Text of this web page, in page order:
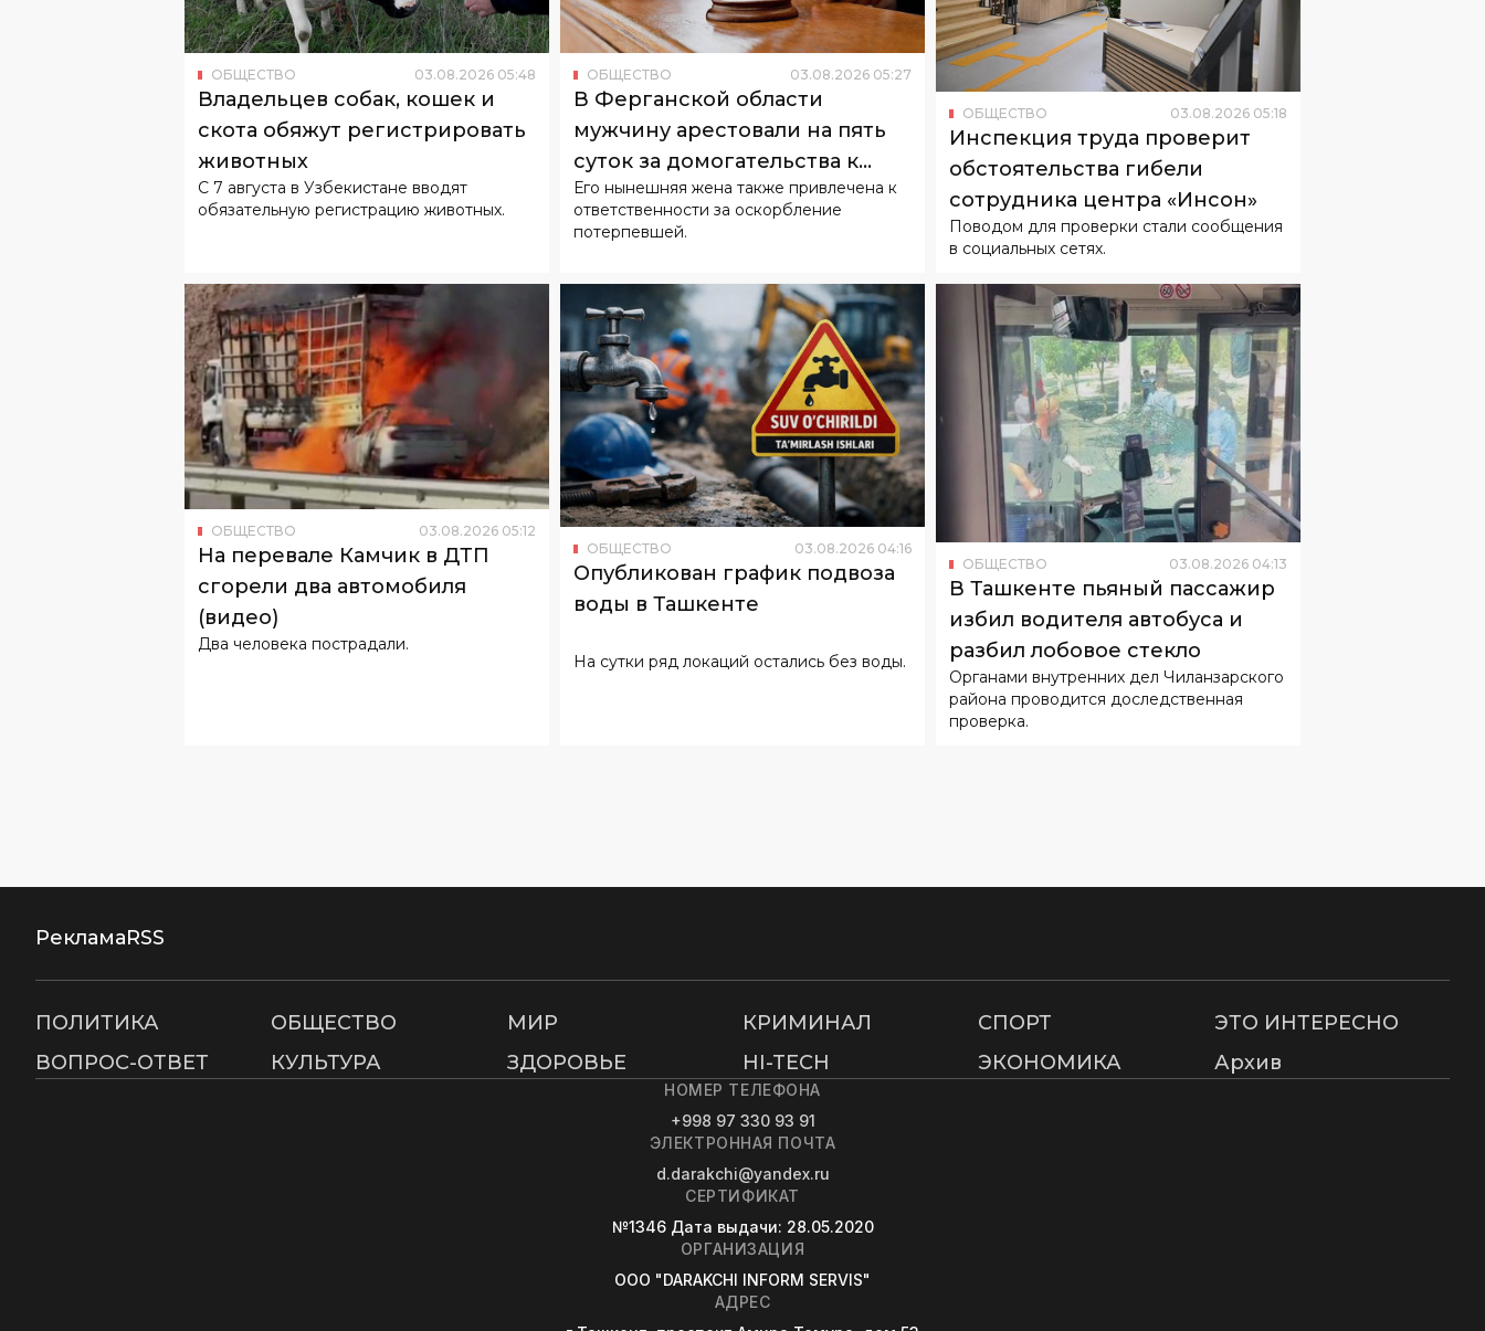
ОБЩЕСТВО 03.08.2026 05:48
Владельцев собак, кошек и
скота обяжут регистрировать
животных
С 7 августа в Узбекистане вводят
обязательную регистрацию животных.
ОБЩЕСТВО 03.08.2026 05:27
В Ферганской области
мужчину арестовали на пять
суток за домогательства к
бывшей супруге
Его нынешняя жена также привлечена к
ответственности за оскорбление
потерпевшей.
ОБЩЕСТВО 03.08.2026 05:18
Инспекция труда проверит
обстоятельства гибели
сотрудника центра «Инсон»
Поводом для проверки стали сообщения
в социальных сетях.
ОБЩЕСТВО 03.08.2026 05:12
На перевале Камчик в ДТП
сгорели два автомобиля
(видео)
Два человека пострадали.
ОБЩЕСТВО 03.08.2026 04:16
Опубликован график подвоза
воды в Ташкенте
На сутки ряд локаций остались без воды.
ОБЩЕСТВО 03.08.2026 04:13
В Ташкенте пьяный пассажир
избил водителя автобуса и
разбил лобовое стекло
Органами внутренних дел Чиланзарского
района проводится доследственная
проверка.
РекламаRSS
ПОЛИТИКА ОБЩЕСТВО МИР КРИМИНАЛ СПОРТ
ЭТО ИНТЕРЕСНО
ВОПРОС-ОТВЕТ
КУЛЬТУРА ЗДОРОВЬЕ HI-TECH ЭКОНОМИКА Архив
НОМЕР ТЕЛЕФОНА
+998 97 330 93 91
ЭЛЕКТРОННАЯ ПОЧТА
d.darakchi@yandex.ru
СЕРТИФИКАТ
№1346 Дата выдачи: 28.05.2020
ОРГАНИЗАЦИЯ
OOO "DARAKCHI INFORM SERVIS"
АДРЕС